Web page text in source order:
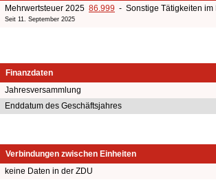
Mehrwertsteuer 2025 86.999 - Sonstige Tätigkeiten
Seit 11. September 2025
Finanzdaten
Jahresversammlung
Enddatum des Geschäftsjahres
Verbindungen zwischen Einheiten
keine Daten in der ZDU